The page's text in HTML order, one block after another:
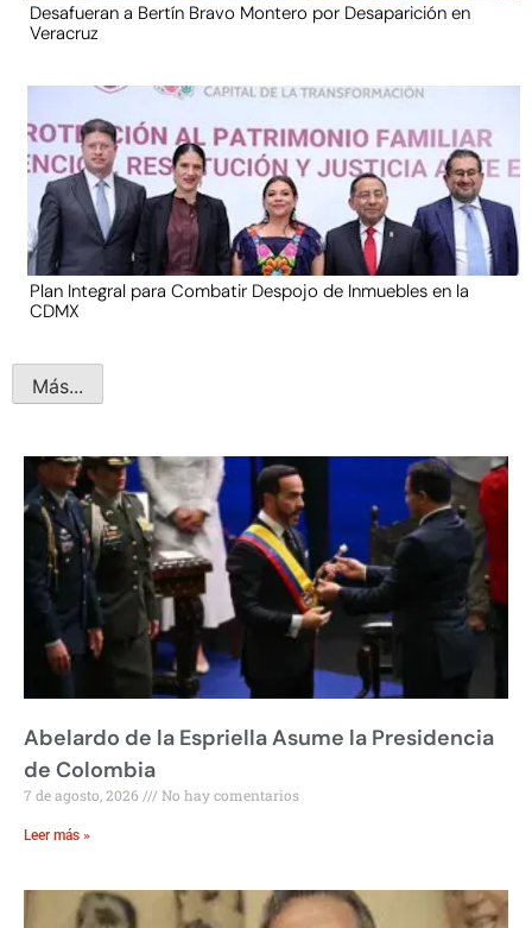
Desafueran a Bertín Bravo Montero por Desaparición en
Veracruz
Plan Integral para Combatir Despojo de Inmuebles en la
CDMX
Más...
Abelardo de la Espriella Asume la Presidencia
de Colombia
7 de agosto, 2026 No hay comentarios
Leer más »